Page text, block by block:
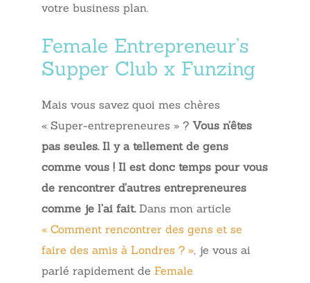
votre business plan.
Female Entrepreneur’s
Supper Club x Funzing
Mais vous savez quoi mes chères
« Super-entrepreneures » ? Vous n’êtes
pas seules. Il y a tellement de gens
comme vous ! Il est donc temps pour vous
de rencontrer d’autres entrepreneures
comme je l’ai fait.Dans mon article
« Comment rencontrer des gens et se
faire des amis à Londres ? », je vous ai
parlé rapidement de Female